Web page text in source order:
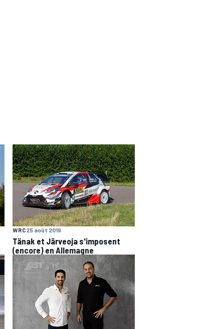
WRC25 août 2019
Tänak et Järveoja s'imposent
(encore) en Allemagne